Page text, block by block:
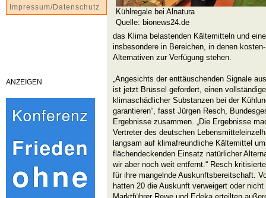
Impressum/Datenschutz
ANZEIGEN
Kühlregale bei Alnatura
Quelle: bionews24.de
das Klima belastenden Kältemitteln und
insbesondere in Bereichen, in denen
Alternativen zur Verfügung stehen.
„Angesichts der enttäuschenden Signale
ist jetzt Brüssel gefordert, einen
klimaschädlicher Substanzen bei der
garantieren“, fasst Jürgen Resch,
Ergebnisse zusammen. „Die Ergebnisse
Vertreter des deutschen
langsam auf klimafreundliche Kältemittel
flächendeckenden Einsatz natürlicher
wir aber noch weit entfernt.“ Resch
für ihre mangelnde Auskunftsbereitschaft.
hatten 20 die Auskunft verweigert oder